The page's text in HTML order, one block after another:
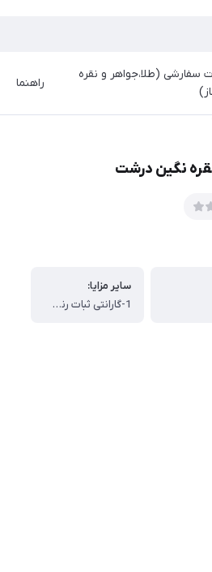
سفارشی (طلا،جواهر و نقره
راهنما
نگین درشت
سایر مزایا:
1-گارانتی ثبات رنگ تا دو سال ، 2-شروع یک سرمایه گذاری در نقره ، 3-استفاده روزمره از یک جنس با کیفیت مد روز ، 4-امکان فروش محصول در هر زمان به قیمت نرخ روز نقره به گرم نقره محصول خریداری شده